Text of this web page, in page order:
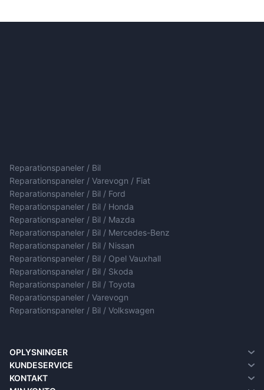
Reparationspaneler / Bil
Reparationspaneler / Varevogn / Fiat
Reparationspaneler / Bil / Ford
Reparationspaneler / Bil / Honda
Reparationspaneler / Bil / Mazda
Reparationspaneler / Bil / Mercedes-Benz
Reparationspaneler / Bil / Nissan
Reparationspaneler / Bil / Opel Vauxhall
Reparationspaneler / Bil / Skoda
Reparationspaneler / Bil / Toyota
Reparationspaneler / Varevogn
Reparationspaneler / Bil / Volkswagen
OPLYSNINGER
Om Os
Om levering
KUNDESERVICE
Kontakt
KONTAKT